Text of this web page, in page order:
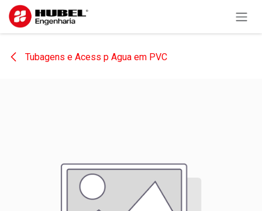
Pular para o conteúdo
Tubagens e Acess p Agua em PVC